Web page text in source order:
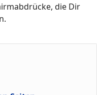
die Dir